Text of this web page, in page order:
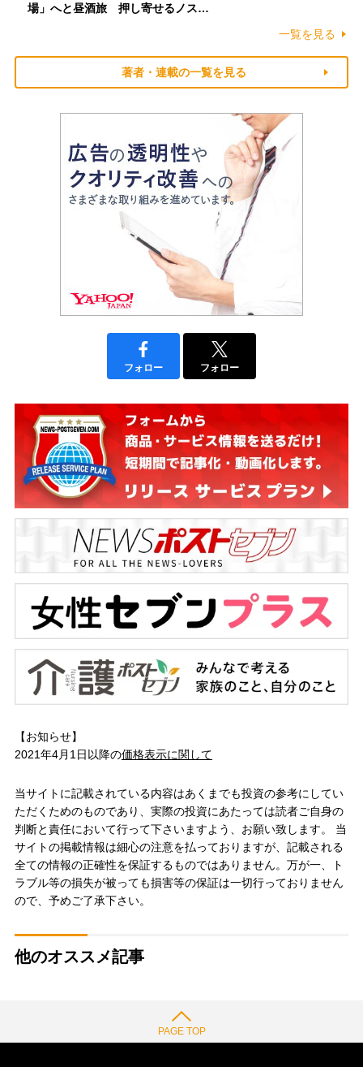
場」へと昼酒旅 押し寄せるノス…
一覧を見る
著者・連載の一覧を見る
フォロー フォロー
【お知らせ】
2021年4月1日以降の価格表示に関して
当サイトに記載されている内容はあくまでも投資の参考にしてい
ただくためのものであり、実際の投資にあたっては読者ご自身の
判断と責任において行って下さいますよう、お願い致します。 当
サイトの掲載情報は細心の注意を払っておりますが、記載される
全ての情報の正確性を保証するものではありません。万が一、ト
ラブル等の損失が被っても損害等の保証は一切行っておりません
ので、予めご了承下さい。
他のオススメ記事
PAGE TOP